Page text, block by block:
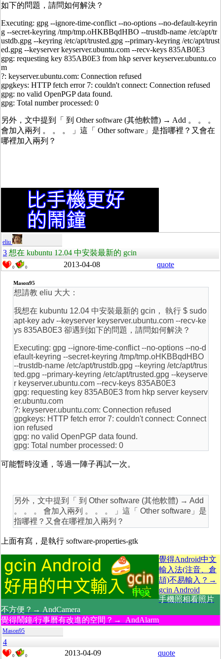
如下的問題，請問如何解決？
Executing: gpg --ignore-time-conflict --no-options --no-default-keyrin
g --secret-keyring /tmp/tmp.oHKBBqdHBO --trustdb-name /etc/apt/tr
ustdb.gpg --keyring /etc/apt/trusted.gpg --primary-keyring /etc/apt/trust
ed.gpg --keyserver keyserver.ubuntu.com --recv-keys 835AB0E3
gpg: requesting key 835AB0E3 from hkp server keyserver.ubuntu.co
m
?: keyserver.ubuntu.com: Connection refused
gpgkeys: HTTP fetch error 7: couldn't connect: Connection refused
gpg: no valid OpenPGP data found.
gpg: Total number processed: 0
另外，文中提到「 到 Other software (其他軟體) → Add 。 。 。
會加入兩列 。 。 。 」這「 Other software」是指哪裡？又會在
哪裡加入兩列？
eliu
3 想在 kubuntu 12.04 中安裝最新的 gcin
0 0 2013-04-08 quote
Mason95
想請教 eliu 大大：
我想在 kubuntu 12.04 中安裝最新的 gcin， 執行 $ sudo
apt-key adv --keyserver keyserver.ubuntu.com --recv-ke
ys 835AB0E3 卻遇到如下的問題，請問如何解決？
Executing: gpg --ignore-time-conflict --no-options --no-d
efault-keyring --secret-keyring /tmp/tmp.oHKBBqdHBO
--trustdb-name /etc/apt/trustdb.gpg --keyring /etc/apt/trus
ted.gpg --primary-keyring /etc/apt/trusted.gpg --keyserve
r keyserver.ubuntu.com --recv-keys 835AB0E3
gpg: requesting key 835AB0E3 from hkp server keyserv
er.ubuntu.com
?: keyserver.ubuntu.com: Connection refused
gpgkeys: HTTP fetch error 7: couldn't connect: Connect
ion refused
gpg: no valid OpenPGP data found.
gpg: Total number processed: 0
可能暫時沒通，等過一陣子再試一次。
另外，文中提到「 到 Other software (其他軟體) → Add
。 。 。 會加入兩列 。 。 。 」這「 Other software」是
指哪裡？又會在哪裡加入兩列？
上面有寫，是執行 software-properties-gtk
覺得Android中文
輸入法(注音、倉
頡)不易輸入？→
gcin Android
手機照相看照片
不方便？→ AndCamera
覺得鬧鐘/行事曆有改進的空間？→ AndAlarm
Mason95
4
0 0 2013-04-09 quote